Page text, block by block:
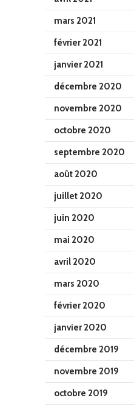
mars 2021
février 2021
janvier 2021
décembre 2020
novembre 2020
octobre 2020
septembre 2020
août 2020
juillet 2020
juin 2020
mai 2020
avril 2020
mars 2020
février 2020
janvier 2020
décembre 2019
novembre 2019
octobre 2019